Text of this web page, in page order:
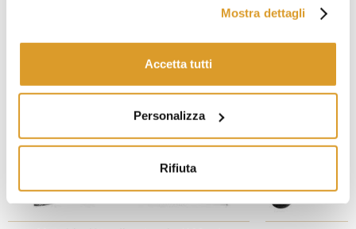
Mostra dettagli
Accetta tutti
Personalizza
Rifiuta